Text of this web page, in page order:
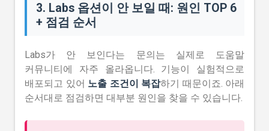
3. Labs 옵션이 안 보일 때: 원인 TOP 6
+ 점검 순서
Labs가 안 보인다는 문의는 실제로 도움말
커뮤니티에 자주 올라옵니다. 기능이 실험적으로
배포되고 있어 노출 조건이 복잡하기 때문이죠. 아래
순서대로 점검하면 대부분 원인을 찾을 수 있습니다.